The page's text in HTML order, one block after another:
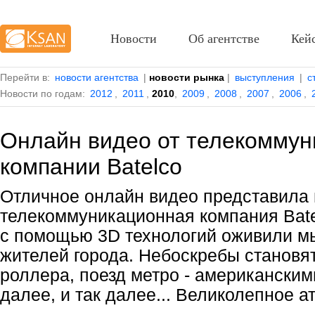
Перейти в: новости агентства | новости рынка | выступления |
Новости по годам: 2012 2011 2010 2009 2008 2007 2006
Онлайн видео от
компании Batelco
Отличное онлайн видео представила
телекоммуникационная компания
с помощью 3D технологий оживили
жителей города. Небоскребы
роллера, поезд метро -
далее, и так далее... Великолепное
Новости Об агентстве